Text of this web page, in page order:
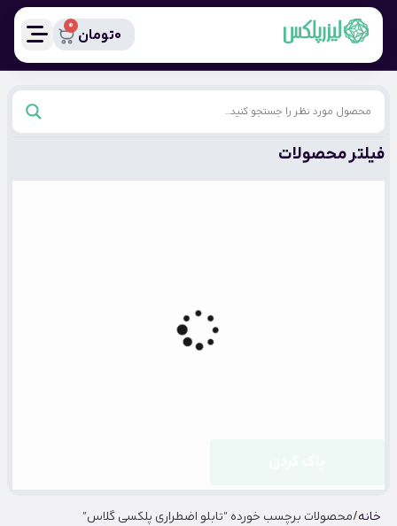
0تومان
0
فیلتر محصولات
خانه/ محصولات برچسب خورده “تابلو اضطراری پلکسی گلاس”